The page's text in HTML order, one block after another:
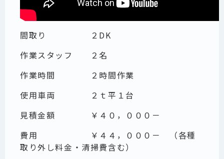
間取り ２DK
作業スタッフ ２名
作業時間 ２時間作業
使用車両 ２ｔ平１台
見積金額 ￥４０，０００－
費用 ￥４４，０００－ （各種
取り外し料金・清掃費含む）